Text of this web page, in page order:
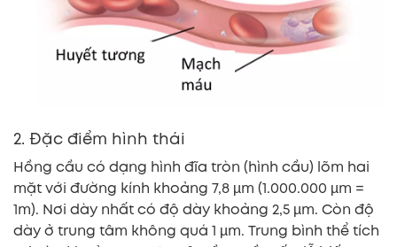
2. Đặc điểm hình thái
Hồng cầu có dạng hình đĩa tròn (hình cầu) lõm hai
mặt với đường kính khoảng 7,8 µm (1.000.000 µm =
1m). Nơi dày nhất có độ dày khoảng 2,5 µm. Còn độ
dày ở trung tâm không quá 1 µm. Trung bình thể tích